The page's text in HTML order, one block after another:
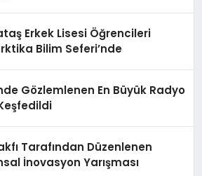
Erkek Lisesi Öğrencileri
Bilim Seferi’nde
Gözlemlenen En Büyük Radyo
Tarafından Düzenlenen
İnovasyon Yarışması